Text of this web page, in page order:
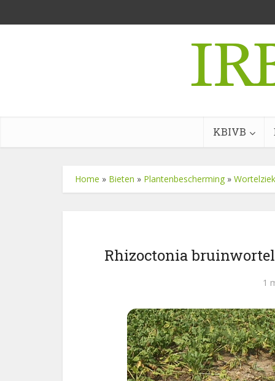
KBIVB
Home » Bieten » Plantenbescherming »
Rhizoctonia
1